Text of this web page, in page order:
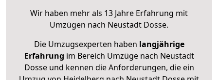
Wir haben mehr als 13 Jahre Erfahrung mit
Umzügen nach Neustadt Dosse.
Die Umzugsexperten haben langjährige
Erfahrung im Bereich Umzüge nach Neustadt
Dosse und kennen die Anforderungen, die ein